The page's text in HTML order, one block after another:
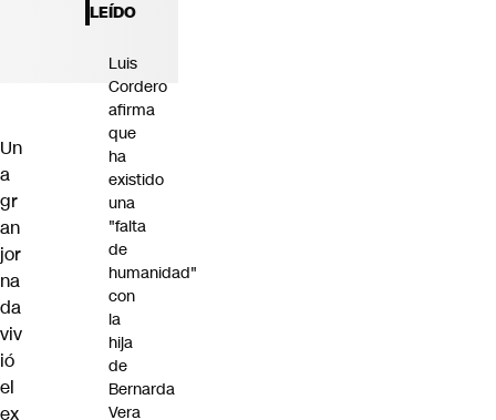
Un
a
gr
an
jor
na
da
viv
ió
el
ex
LEÍDO
Luis
Cordero
afirma
que
ha
existido
una
"falta
de
humanidad"
con
la
hija
de
Bernarda
Vera